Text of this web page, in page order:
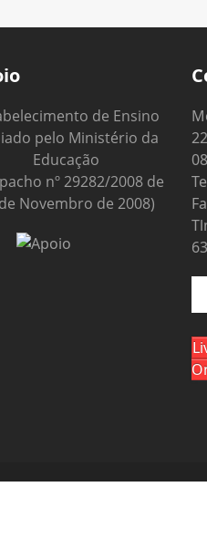
de Ensino
pelo Ministério da
Educação
nº 29282/2008 de
Novembro de 2008)